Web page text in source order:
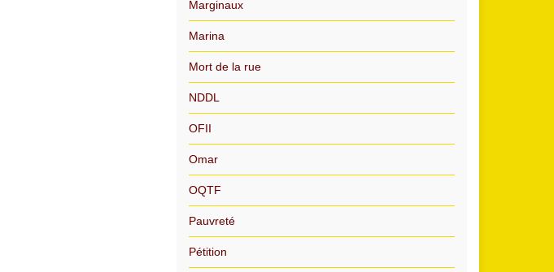
Marginaux
Marina
Mort de la rue
NDDL
OFII
Omar
OQTF
Pauvreté
Pétition